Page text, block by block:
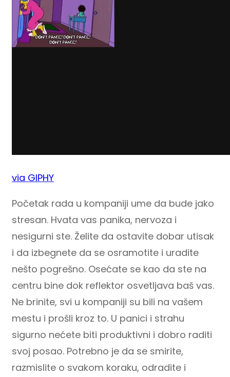
via GIPHY
Početak rada u kompaniji ume da bude jako
stresan. Hvata vas panika, nervoza i
nesigurni ste. Želite da ostavite dobar utisak
i da izbegnete da se osramotite i uradite
nešto pogrešno. Osećate se kao da ste na
centru bine dok reflektor osvetljava baš vas.
Ne brinite, svi u kompaniji su bili na vašem
mestu i prošli kroz to. U panici i strahu
sigurno nećete biti produktivni i dobro raditi
svoj posao. Potrebno je da se smirite,
razmislite o svakom koraku, odradite i